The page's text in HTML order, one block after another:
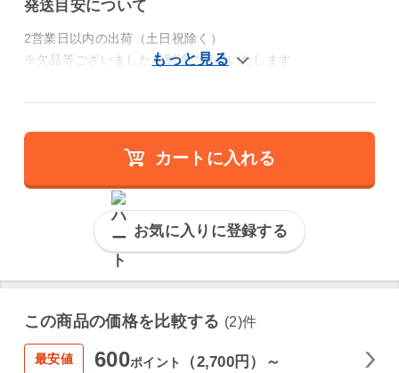
発送目安について
2営業日以内の出荷（土日祝除く）
※欠品等ございましたら別途ご連絡いたします
カートに入れる
お気に入りに登録する
この商品の価格を比較する (2)件
最安値 600ポイント （2,700円）～